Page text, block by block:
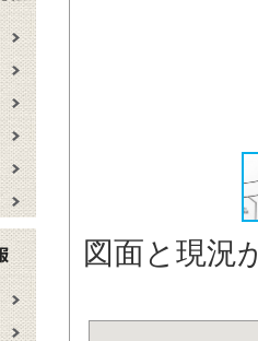
図面と現況